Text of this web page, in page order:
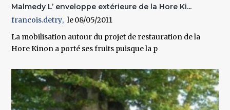
Malmedy L’ enveloppe extérieure de la Hore Ki...
francois.detry
08/05/2011
La mobilisation autour du projet de restauration de la
Hore Kinon a porté ses fruits puisque la p